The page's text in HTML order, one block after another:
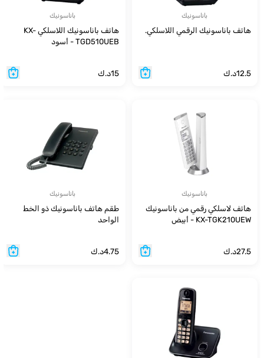
باناسونيك
هاتف باناسونيك الرقمي اللاسلكي.
12.5د.ك
باناسونيك
هاتف باناسونيك اللاسلكي KX-
TGD510UEB - أسود
15د.ك
باناسونيك
هاتف لاسلكي رقمي من باناسونيك
KX-TGK210UEW - أبيض
27.5د.ك
باناسونيك
طقم هاتف باناسونيك ذو الخط
الواحد
4.75د.ك